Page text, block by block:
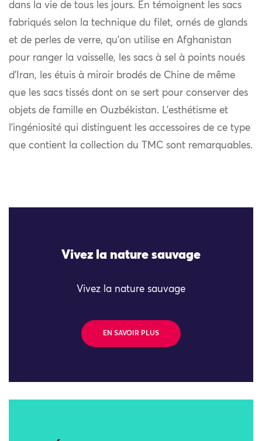
dans la vie de tous les jours. En témoignent les sacs
fabriqués selon la technique du filet, ornés de glands
et de perles de verre, qu’on utilise en Afghanistan
pour ranger la vaisselle, les sacs à sel à points noués
d’Iran, les étuis à miroir brodés de Chine de même
que les sacs tissés dont on se sert pour conserver des
objets de famille en Ouzbékistan. L’esthétisme et
l’ingéniosité qui distinguent les accessoires de ce type
que contient la collection du TMC sont remarquables.
Vivez la nature sauvage
Vivez la nature sauvage
EN SAVOIR PLUS